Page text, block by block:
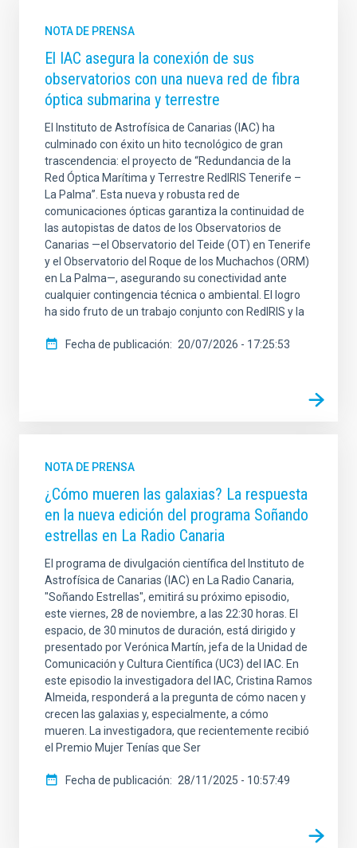
NOTA DE PRENSA
El IAC asegura la conexión de sus
observatorios con una nueva red de fibra
óptica submarina y terrestre
El Instituto de Astrofísica de Canarias (IAC) ha
culminado con éxito un hito tecnológico de gran
trascendencia: el proyecto de “Redundancia de la
Red Óptica Marítima y Terrestre RedIRIS Tenerife –
La Palma”. Esta nueva y robusta red de
comunicaciones ópticas garantiza la continuidad de
las autopistas de datos de los Observatorios de
Canarias —el Observatorio del Teide (OT) en Tenerife
y el Observatorio del Roque de los Muchachos (ORM)
en La Palma—, asegurando su conectividad ante
cualquier contingencia técnica o ambiental. El logro
ha sido fruto de un trabajo conjunto con RedIRIS y la
Fecha de publicación 20/07/2026 - 17:25:53
NOTA DE PRENSA
¿Cómo mueren las galaxias? La respuesta
en la nueva edición del programa Soñando
estrellas en La Radio Canaria
El programa de divulgación científica del Instituto de
Astrofísica de Canarias (IAC) en La Radio Canaria,
"Soñando Estrellas", emitirá su próximo episodio,
este viernes, 28 de noviembre, a las 22:30 horas. El
espacio, de 30 minutos de duración, está dirigido y
presentado por Verónica Martín, jefa de la Unidad de
Comunicación y Cultura Científica (UC3) del IAC. En
este episodio la investigadora del IAC, Cristina Ramos
Almeida, responderá a la pregunta de cómo nacen y
crecen las galaxias y, especialmente, a cómo
mueren. La investigadora, que recientemente recibió
el Premio Mujer Tenías que Ser
Fecha de publicación 28/11/2025 - 10:57:49